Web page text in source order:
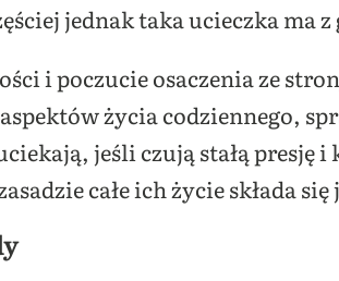
jednak taka ucieczka ma
i poczucie osaczenia ze
życia codziennego,
jeśli czują stałą presję
całe ich życie składa